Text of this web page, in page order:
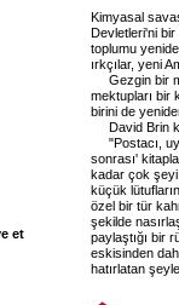
et
Kimyasal
Devletleri'ni bir
toplumu
ırkçılar, yeni
Gezgin bir
mektupları bir
birini de
David Brin
"Postacı,
sonrası'
kadar çok şeyi
küçük
özel bir tür
şekilde
paylaştığı bir
eskisinden
hatırlatan